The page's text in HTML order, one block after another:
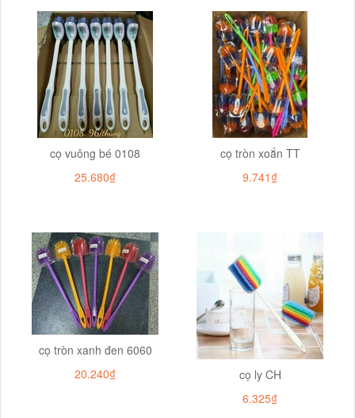
cọ vuông bé 0108
25.680₫
cọ tròn xoắn TT
9.741₫
cọ tròn xanh đen 6060
20.240₫
cọ ly CH
6.325₫